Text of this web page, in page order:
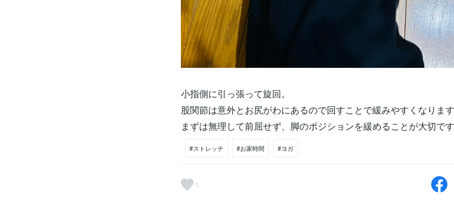
小指側に引っ張って旋回。
股関節は意外とお尻がわにあるので回すことで緩みやすくなりま
まずは無理して前屈せず、脚のポジションを緩めることが大切で
#ストレッチ #お家時間 #ヨガ
5